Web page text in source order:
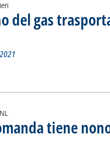
del gas
del giorno 27 aprile 2021
aprile 2021 alle 13.19.
del gas
tiene